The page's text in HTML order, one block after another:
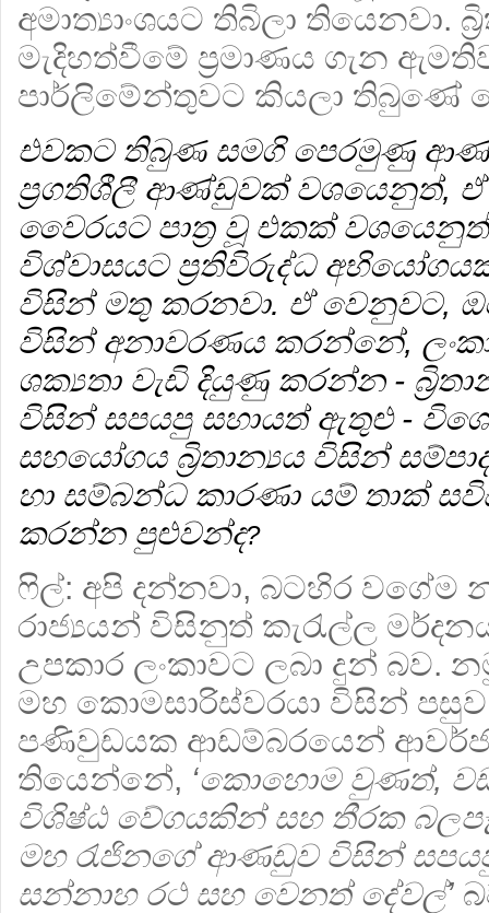
අමාත්‍යාංශයට තිබිලා තියෙනවා.
මැදිහත්වීමේ ප්‍රමාණය ගැන
පාර්ලිමේන්තුවට කියලා තිබුණේ
එවකට තිබුණ සමගි පෙරමුණු
ප්‍රගතිශීලී ආණ්ඩුවක් වශයෙනුත්, ඒ
වෛරයට පාත්‍ර වූ එකක්
විශ්වාසයට ප්‍රතිවිරුද්ධ
විසින් මතු කරනවා. ඒ වෙනුවට,
විසින් අනාවරණය කරන්නේ,
ශක්‍යතා වැඩි දියුණු කරන්න -
විසින් සපයපු සහායත් ඇතුළු -
සහයෝගය බ්‍රිතාන්‍යය විසින්
හා සම්බන්ධ කාරණා යම් තාක්
කරන්න පුළුවන්ද?
ෆිල්: අපි දන්නවා, බටහිර වගේම
රාජ්‍යයන් විසිනුත් කැරැල්ල
උපකාර ලංකාවට ලබා දුන් බව.
මහ කොමසාරිස්වරයා විසින්
පණිවුඩයක ආඩම්බරයෙන්
තියෙන්නේ, ‘කොහොම වුණත්,
විශිෂ්ඨ වේගයකින් සහ තීරක
මහ රැජිනගේ ආණඩුව විසින්
සන්නාහ රථ සහ වෙනත් දේවල්’